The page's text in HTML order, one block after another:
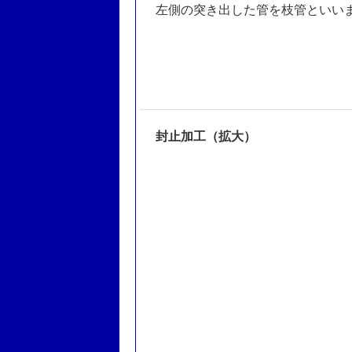
左側の突き出した管を枝管といい
封止加工（拡大）